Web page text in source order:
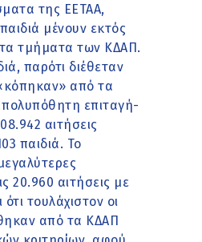
της ΕΕΤΑΑ,
μένουν εκτός
τμήματα των ΚΔΑΠ.
παρότι διέθεταν
από τα
επιταγή-
αιτήσεις
παιδιά. Το
20.960 αιτήσεις με
τουλάχιστον οι
από τα ΚΔΑΠ